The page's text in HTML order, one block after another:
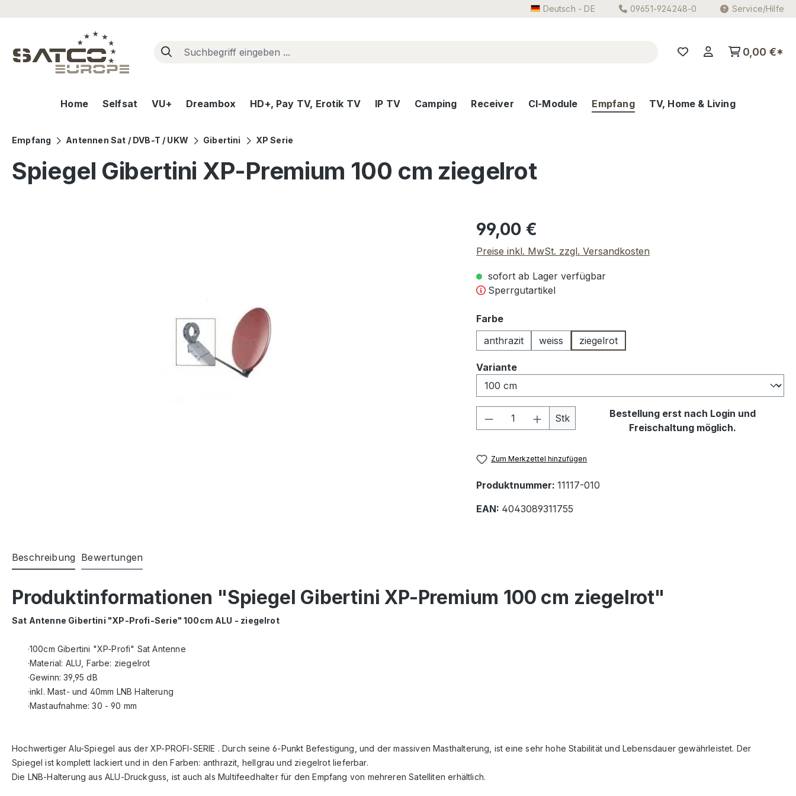
Deutsch - DE 09651-924248-0 Service/Hilfe
0,00 €*
Home Selfsat VU+ Dreambox HD+, Pay TV, Erotik TV IP TV Camping Receiver CI-Module Empfang TV, Home & Living
Empfang Antennen Sat / DVB-T / UKW Gibertini XP Serie
Spiegel Gibertini XP-Premium 100 cm ziegelrot
Regulärer Preis:
99,00 €
Preise inkl. MwSt. zzgl. Versandkosten
sofort ab Lager verfügbar
Sperrgutartikel
Farbeauswählen
anthrazit
weiss ziegelrot
Varianteauswählen
Produkt Anzahl: Gib den gewünschten Wert
Stk
Bestellung erst nach Login und
Freischaltung möglich.
Zum Merkzettel hinzufügen
Produktnummer: 11117-010
EAN: 4043089311755
Beschreibung Bewertungen
Produktinformationen "Spiegel Gibertini XP-Premium 100 cm ziegelrot"
Sat Antenne Gibertini "XP-Profi-Serie" 100cm ALU - ziegelrot
·100cm Gibertini "XP-Profi" Sat Antenne
·Material: ALU, Farbe: ziegelrot
·Gewinn: 39,95 dB
·inkl. Mast- und 40mm LNB Halterung
·Mastaufnahme: 30 - 90 mm
Hochwertiger Alu-Spiegel aus der XP-PROFI-SERIE . Durch seine 6-Punkt Befestigung, und der massiven Masthalterung, ist eine sehr hohe Stabilität und Lebensdauer gewährleistet. Der
Spiegel ist komplett lackiert und in den Farben: anthrazit, hellgrau und ziegelrot lieferbar.
Die LNB-Halterung aus ALU-Druckguss, ist auch als Multifeedhalter für den Empfang von mehreren Satelliten erhältlich.